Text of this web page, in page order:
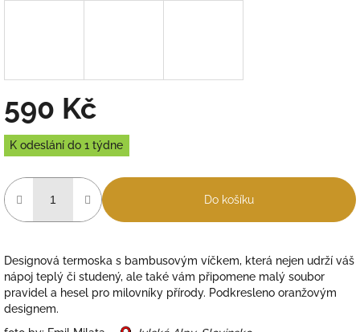
590 Kč
Měrná
cena:
K odeslání do 1 týdne
Do košíku
Designová termoska s bambusovým víčkem, která nejen udrží váš
nápoj teplý či studený, ale také vám připomene malý soubor
pravidel a hesel pro milovníky přírody. Podkresleno oranžovým
designem.